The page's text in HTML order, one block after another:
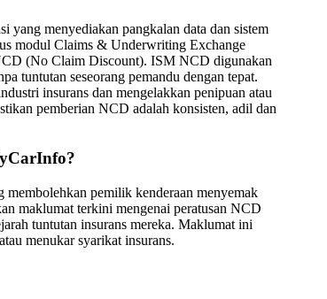
yang menyediakan pangkalan data dan sistem
modul Claims & Underwriting Exchange
(No Claim Discount). ISM NCD digunakan
tuntutan seseorang pemandu dengan tepat.
insurans dan mengelakkan penipuan atau
pemberian NCD adalah konsisten, adil dan
pemilik kenderaan menyemak
maklumat terkini mengenai peratusan NCD
tuntutan insurans mereka. Maklumat ini
menukar syarikat insurans.